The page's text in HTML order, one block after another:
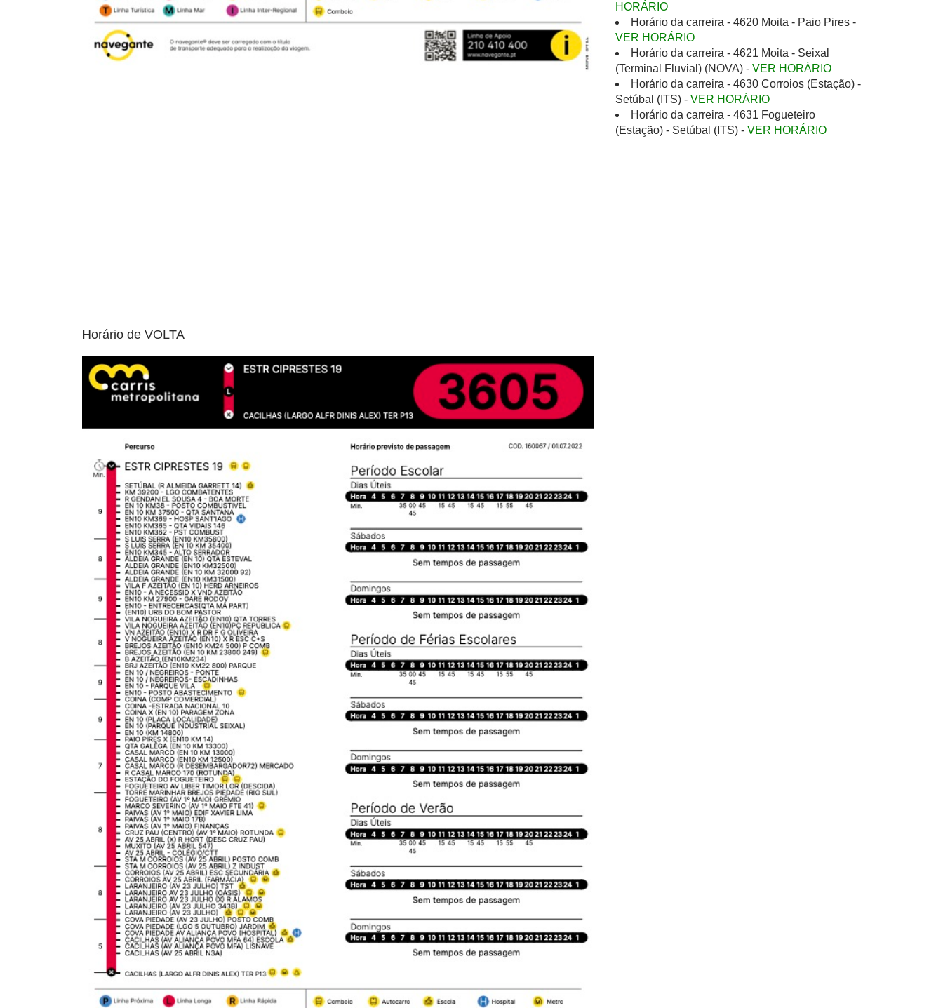
Horário de VOLTA
HORÁRIO
Horário da carreira - 4620 Moita - Paio Pires -
VER HORÁRIO
Horário da carreira - 4621 Moita - Seixal
(Terminal Fluvial) (NOVA) - VER HORÁRIO
Horário da carreira - 4630 Corroios (Estação) -
Setúbal (ITS) - VER HORÁRIO
Horário da carreira - 4631 Fogueteiro
(Estação) - Setúbal (ITS) - VER HORÁRIO